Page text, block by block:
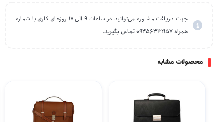
جهت دریافت مشاوره می‌توانید در ساعات 9 الی 17 روزهای کاری با شماره
همراه 09356342157 تماس بگیرید.
محصولات مشابه